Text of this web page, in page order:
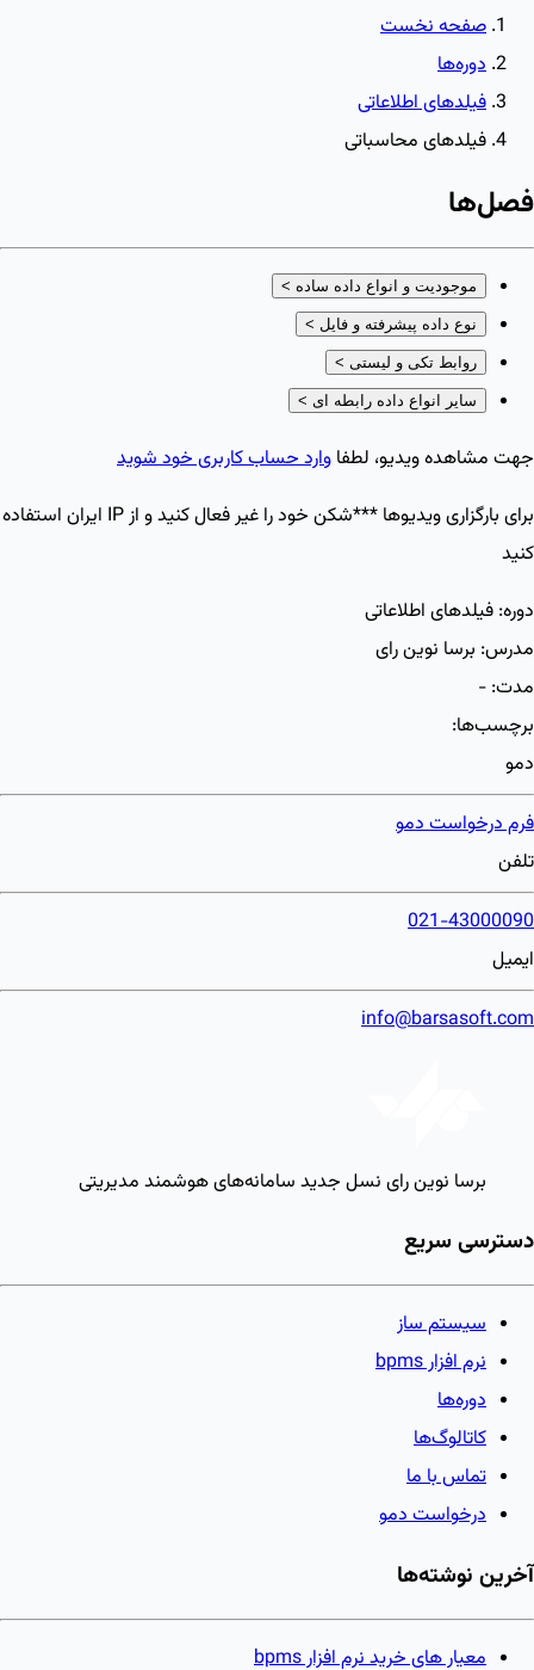
صفحه نخست
دوره‌ها
فیلدهای اطلاعاتی
فیلدهای محاسباتی
فصل‌ها
موجودیت و انواع داده ساده >
نوع داده پیشرفته و فایل >
روابط تکی و لیستی >
سایر انواع داده رابطه ای >
جهت مشاهده ویدیو، لطفا وارد حساب کاربری خود شوید
برای بارگزاری ویدیو‌ها ***شکن خود را غیر فعال کنید و از IP ایران استفاده
کنید
دوره: فیلدهای اطلاعاتی
مدرس: برسا نوین رای
مدت: -
برچسب‌ها:
دمو
فرم درخواست دمو
تلفن
021-43000090
ایمیل
info@barsasoft.com
برسا نوین رای نسل جدید سامانه‌های هوشمند مدیریتی
دسترسی سریع
سیستم ساز
نرم افزار bpms
دوره‌ها
کاتالوگ‌ها
تماس با ما
درخواست دمو
آخرین نوشته‌ها
معیار های خرید نرم افزار bpms